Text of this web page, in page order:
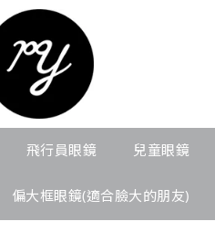
飛行員眼鏡 兒童眼鏡
偏大框眼鏡(適合臉大的朋友)